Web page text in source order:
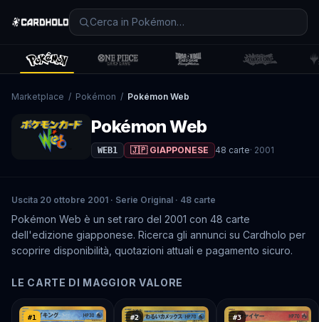
Marketplace / Pokémon / Pokémon Web
Pokémon Web
WEB1 🇯🇵 GIAPPONESE 48 carte· 2001
Uscita 20 ottobre 2001 · Serie Original · 48 carte
Pokémon Web è un set raro del 2001 con 48 carte
dell'edizione giapponese. Ricerca gli annunci su Cardholo per
scoprire disponibilità, quotazioni attuali e pagamento sicuro.
LE CARTE DI MAGGIOR VALORE
#1 #2 #3